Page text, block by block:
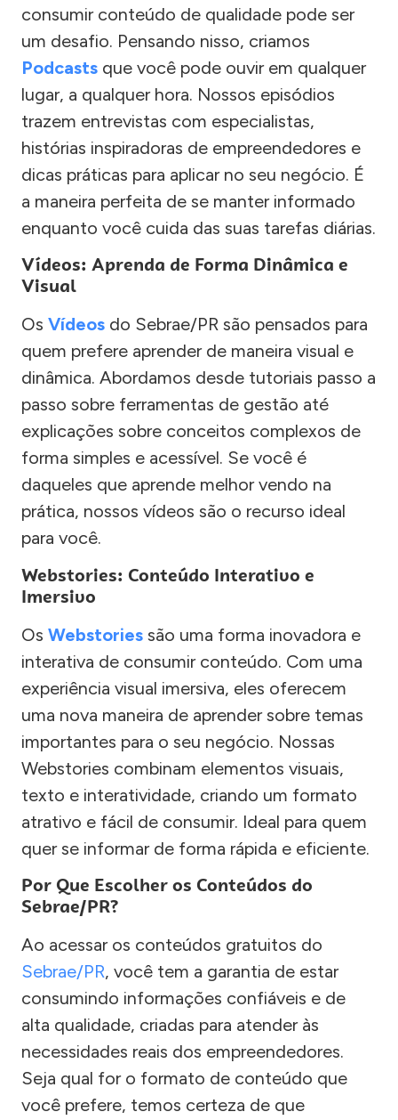
consumir conteúdo de qualidade pode ser
um desafio. Pensando nisso, criamos
Podcasts que você pode ouvir em qualquer
lugar, a qualquer hora. Nossos episódios
trazem entrevistas com especialistas,
histórias inspiradoras de empreendedores e
dicas práticas para aplicar no seu negócio. É
a maneira perfeita de se manter informado
enquanto você cuida das suas tarefas diárias.
Vídeos: Aprenda de Forma Dinâmica e
Visual
Os Vídeos do Sebrae/PR são pensados para
quem prefere aprender de maneira visual e
dinâmica. Abordamos desde tutoriais passo a
passo sobre ferramentas de gestão até
explicações sobre conceitos complexos de
forma simples e acessível. Se você é
daqueles que aprende melhor vendo na
prática, nossos vídeos são o recurso ideal
para você.
Webstories: Conteúdo Interativo e
Imersivo
Os Webstories são uma forma inovadora e
interativa de consumir conteúdo. Com uma
experiência visual imersiva, eles oferecem
uma nova maneira de aprender sobre temas
importantes para o seu negócio. Nossas
Webstories combinam elementos visuais,
texto e interatividade, criando um formato
atrativo e fácil de consumir. Ideal para quem
quer se informar de forma rápida e eficiente.
Por Que Escolher os Conteúdos do
Sebrae/PR?
Ao acessar os conteúdos gratuitos do
Sebrae/PR, você tem a garantia de estar
consumindo informações confiáveis e de
alta qualidade, criadas para atender às
necessidades reais dos empreendedores.
Seja qual for o formato de conteúdo que
você prefere, temos certeza de que